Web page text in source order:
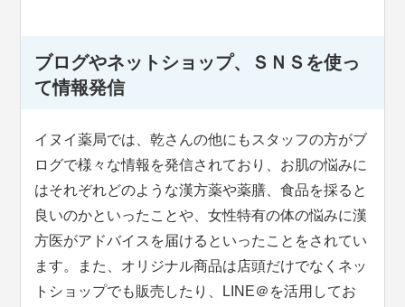
ブログやネットショップ、ＳＮＳを使っ
て情報発信
イヌイ薬局では、乾さんの他にもスタッフの方がブ
ログで様々な情報を発信されており、お肌の悩みに
はそれぞれどのような漢方薬や薬膳、食品を採ると
良いのかといったことや、女性特有の体の悩みに漢
方医がアドバイスを届けるといったことをされてい
ます。また、オリジナル商品は店頭だけでなくネッ
トショップでも販売したり、LINE＠を活用してお